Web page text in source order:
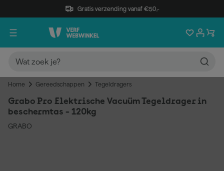
Gratis verzending vanaf €50,-
Home Gereedschappen Tegeldragers
Grabo Pro Elektrische Vacuüm Tegeldrager in
beschermtas - 120kg
GRABO